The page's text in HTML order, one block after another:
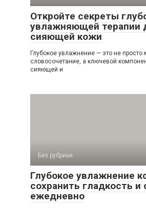
Откройте секреты
увлажняющей терапии
сияющей кожи
Глубокое увлажнение — это не просто
словосочетание, а ключевой
сияющей и
Без рубрики
Глубокое увлажнение
сохранить гладкость и
ежедневно